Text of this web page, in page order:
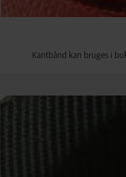
Kantbånd kan bruges i